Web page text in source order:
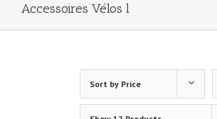
Accessoires Vélos l
Sort by Price